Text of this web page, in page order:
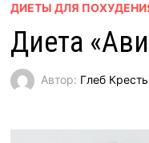
ДИЕТЫ ДЛЯ
Диета
Автор: Глеб